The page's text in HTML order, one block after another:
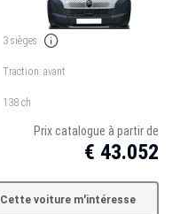
3 sièges
Traction: avant
138 ch
Prix catalogue à partir de
€ 43.052
Cette voiture m'intéresse